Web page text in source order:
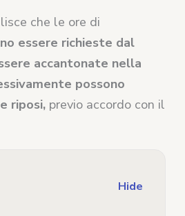
che le ore di
essere richieste dal
accantonate nella
possono
riposi, previo accordo con il
Hide